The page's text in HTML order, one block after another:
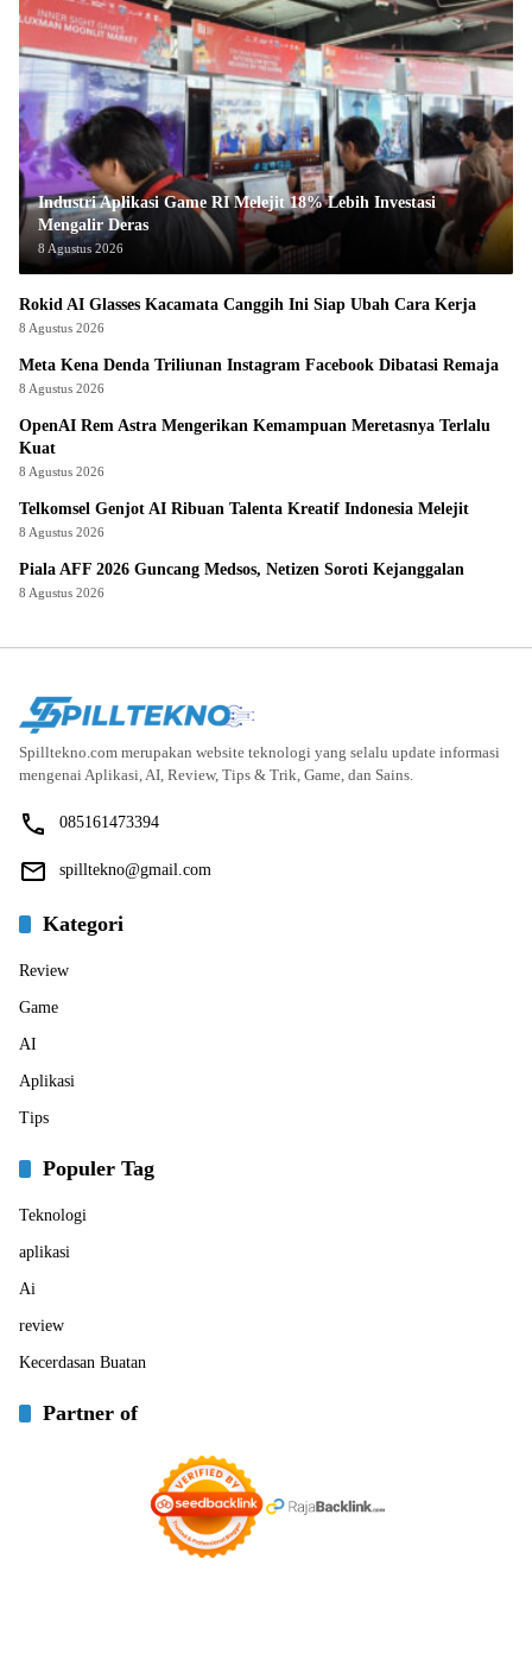
Industri Aplikasi Game RI Melejit 18% Lebih Investasi
Mengalir Deras
8 Agustus 2026
Rokid AI Glasses Kacamata Canggih Ini Siap Ubah Cara Kerja
8 Agustus 2026
Meta Kena Denda Triliunan Instagram Facebook Dibatasi Remaja
8 Agustus 2026
OpenAI Rem Astra Mengerikan Kemampuan Meretasnya Terlalu
Kuat
8 Agustus 2026
Telkomsel Genjot AI Ribuan Talenta Kreatif Indonesia Melejit
8 Agustus 2026
Piala AFF 2026 Guncang Medsos, Netizen Soroti Kejanggalan
8 Agustus 2026
Spilltekno.com merupakan website teknologi yang selalu update informasi
mengenai Aplikasi, AI, Review, Tips & Trik, Game, dan Sains.
085161473394
spilltekno@gmail.com
Kategori
Review
Game
AI
Aplikasi
Tips
Populer Tag
Teknologi
aplikasi
Ai
review
Kecerdasan Buatan
Partner of